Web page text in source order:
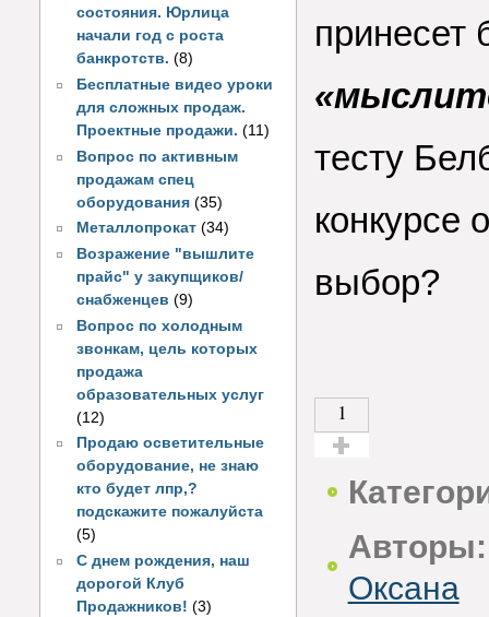
состояния. Юрлица
начали год с роста
банкротств. (8)
Бесплатные видео уроки
для сложных продаж.
Проектные продажи. (11)
Вопрос по активным
продажам спец
оборудования (35)
Металлопрокат (34)
Возражение "вышлите
прайс" у закупщиков/
снабженцев (9)
Вопрос по холодным
звонкам, цель которых
продажа
образовательных услуг
(12)
Продаю осветительные
оборудование, не знаю
кто будет лпр,?
подскажите пожалуйста
(5)
С днем рождения, наш
дорогой Клуб
Продажников! (3)
принесет
тесту
конкурсе
выбор?
1
Авторы:
Оксана